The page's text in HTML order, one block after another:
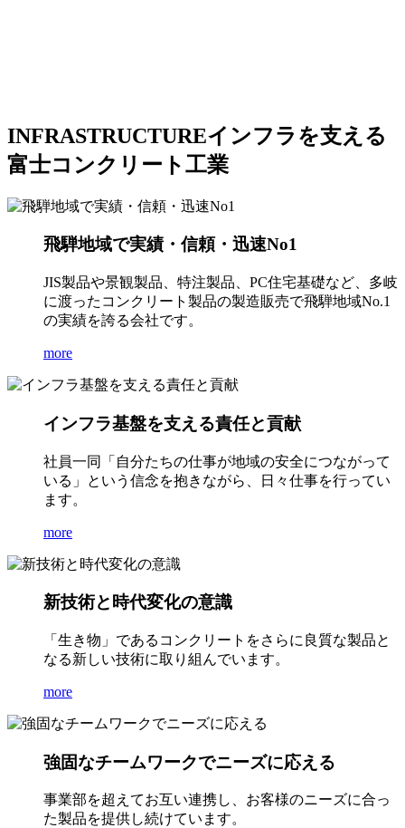
INFRASTRUCTUREインフラを支える
富士コンクリート工業
飛騨地域で実績・信頼・迅速No1
JIS製品や景観製品、特注製品、PC住宅基礎など、多岐
に渡ったコンクリート製品の製造販売で飛騨地域No.1
の実績を誇る会社です。
more
インフラ基盤を支える責任と貢献
社員一同「自分たちの仕事が地域の安全につながって
いる」という信念を抱きながら、日々仕事を行ってい
ます。
more
新技術と時代変化の意識
「生き物」であるコンクリートをさらに良質な製品と
なる新しい技術に取り組んでいます。
more
強固なチームワークでニーズに応える
事業部を超えてお互い連携し、お客様のニーズに合っ
た製品を提供し続けています。